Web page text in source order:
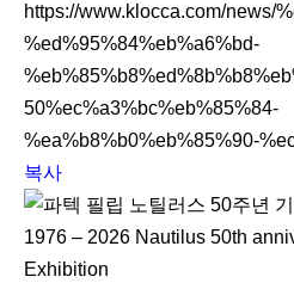
S
h
a
r
e
https://www.klocca.com/news/
%ed%95%84%eb%a6%bd-
50%ec%a3%bc%eb%85%84-
%ea%b8%b0%eb%85%90-
복사
1976 – 2026 Nautilus 50th
Exhibition